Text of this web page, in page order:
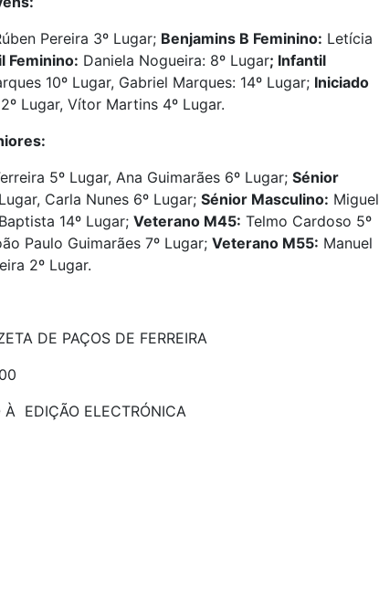
Pereira 3º Lugar; Benjamins B Feminino: Letícia
Feminino: Daniela Nogueira: 8º Lugar; Infantil
10º Lugar, Gabriel Marques: 14º Lugar; Iniciado
Lugar, Vítor Martins 4º Lugar.
5º Lugar, Ana Guimarães 6º Lugar; Sénior
Carla Nunes 6º Lugar; Sénior Masculino: Miguel
14º Lugar; Veterano M45: Telmo Cardoso 5º
Paulo Guimarães 7º Lugar; Veterano M55: Manuel
2º Lugar.
DE PAÇOS DE FERREIRA
À EDIÇÃO ELECTRÓNICA